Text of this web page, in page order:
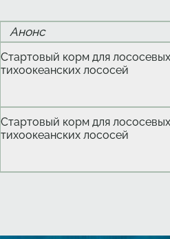
Анонс
Стартовый корм для
тихоокеанских лососей
Стартовый корм для
тихоокеанских лососей